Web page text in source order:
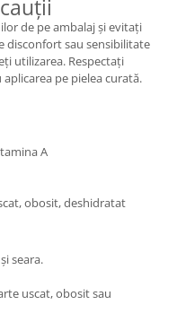
de pe ambalaj și evitați
disconfort sau sensibilitate
utilizarea. Respectați
pe pielea curată.
A
obosit, deshidratat
seara.
uscat, obosit sau